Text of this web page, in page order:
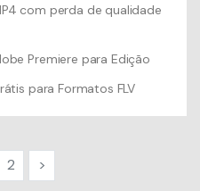
com perda de qualidade
Premiere para Edição
para Formatos FLV
2 >